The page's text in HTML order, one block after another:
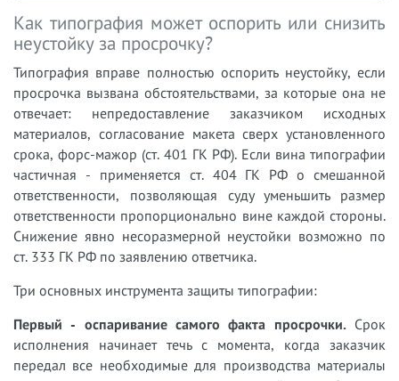
Как типография может оспорить или снизить
неустойку за просрочку?
Типография вправе полностью оспорить неустойку, если
просрочка вызвана обстоятельствами, за которые она не
отвечает: непредоставление заказчиком исходных
материалов, согласование макета сверх установленного
срока, форс-мажор (ст. 401 ГК РФ). Если вина типографии
частичная - применяется ст. 404 ГК РФ о смешанной
ответственности, позволяющая суду уменьшить размер
ответственности пропорционально вине каждой стороны.
Снижение явно несоразмерной неустойки возможно по
ст. 333 ГК РФ по заявлению ответчика.
Три основных инструмента защиты типографии:
Первый - оспаривание самого факта просрочки. Срок
исполнения начинает течь с момента, когда заказчик
передал все необходимые для производства материалы